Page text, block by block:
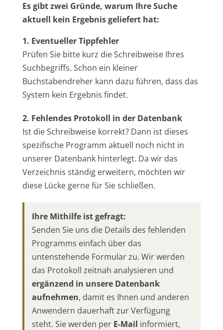
Es gibt zwei Gründe, warum Ihre Suche
aktuell kein Ergebnis geliefert hat:
1. Eventueller Tippfehler
Prüfen Sie bitte kurz die Schreibweise Ihres
Suchbegriffs. Schon ein kleiner
Buchstabendreher kann dazu führen, dass das
System kein Ergebnis findet.
2. Fehlendes Protokoll in der Datenbank
Ist die Schreibweise korrekt? Dann ist dieses
spezifische Programm aktuell noch nicht in
unserer Datenbank hinterlegt. Da wir das
Verzeichnis ständig erweitern, möchten wir
diese Lücke gerne für Sie schließen.
Ihre Mithilfe ist gefragt:
Senden Sie uns die Details des fehlenden
Programms einfach über das
untenstehende Formular zu. Wir werden
das Protokoll zeitnah analysieren und
ergänzend in unsere Datenbank
aufnehmen, damit es Ihnen und anderen
Anwendern dauerhaft zur Verfügung
steht. Sie werden per E-Mail informiert,